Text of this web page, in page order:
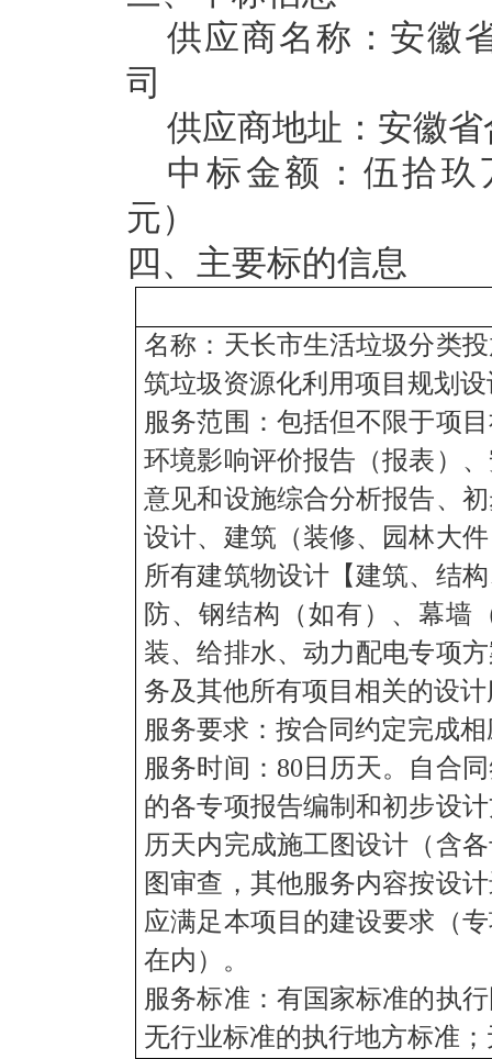
供应商名称： 安徽
司
供应商地址：安徽
中标金额：伍拾玖
元）
四、主要标的信息
名称： 天长市生活垃圾分类
筑垃圾资源化利用项目规划
服务范围 ： 包括但不限于项
环境影响评价报告（报表）
意见和设施综合分析报告、
设计、建筑（装修、园林大
所有建筑物设计【建筑、结
防、钢结构（如有）、幕墙
装、给排水、动力配电专项
务及其他所有项目相关的设
服务要求 ：按合同约定完成
服务时间 ： 80日历天。自合
的各专项报告编制和初步设
历天内完成施工图设计（含
图审查，其他服务内容按设
应满足本项目的建设要求（
在内）。
服务标准 ： 有国家标准的执
无行业标准的执行地方标准